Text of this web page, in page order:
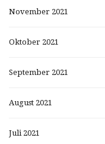
November 2021
Oktober 2021
September 2021
August 2021
Juli 2021